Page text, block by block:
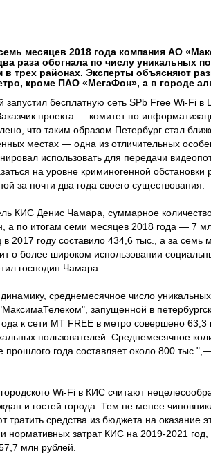
месяцев 2018 года компания АО
раза обогнала по числу уникальных
трех районах. Эксперты объясняют
кроме ПАО «МегаФон», а в городе
бесплатную сеть SPb Free Wi-Fi в
проекта — комитет по
что таким образом Петербург стал
местах — одна из отличительных
использовать для передачи
на уровне криминогенной
за почти два года своего существования.
КИС Денис Чамара, суммарное
а по итогам семи месяцев 2018 года — 7
в 2017 году составило 434,6 тыс., а за
о более широком использовании
господин Чамара.
среднемесячное число
запущенной в
к сети MT FREE в метро совершено
пользователей. Среднемесячное
прошлого года составляет около 800
Wi-Fi в КИС считают
и гостей города. Тем не менее
тратить средства из бюджета на оказание
нормативных затрат КИС на 2019-2021
млн рублей.